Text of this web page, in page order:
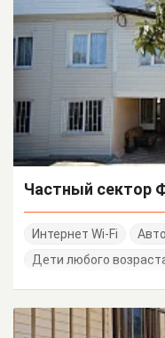
Частный сектор
Интернет Wi-Fi
Дети любого